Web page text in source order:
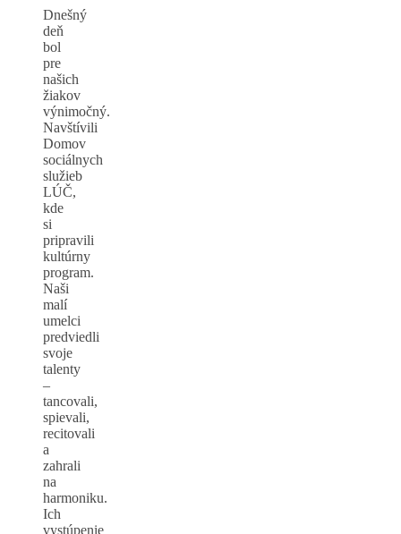
Dnešný
deň
bol
pre
našich
žiakov
výnimočný.
Navštívili
Domov
sociálnych
služieb
LÚČ,
kde
si
pripravili
kultúrny
program.
Naši
malí
umelci
predviedli
svoje
talenty
–
tancovali,
spievali,
recitovali
a
zahrali
na
harmoniku.
Ich
vystúpenie